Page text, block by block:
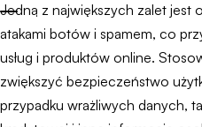
Jedną z największych zalet jest
atakami botów i spamem, co
usług i produktów online.
zwiększyć bezpieczeństwo
przypadku wrażliwych danych,